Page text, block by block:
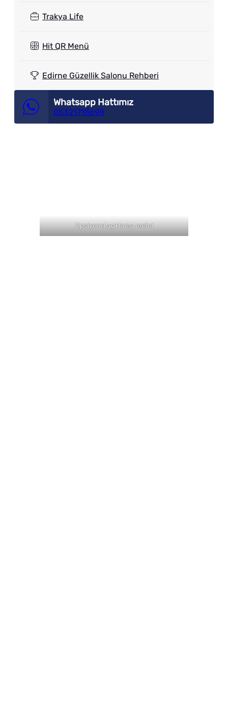
Trakya Life
Hit QR Menü
Edirne Güzellik Salonu Rehberi
Whatsapp Hattımız
05321718698
Opsiyonel açıklama metni